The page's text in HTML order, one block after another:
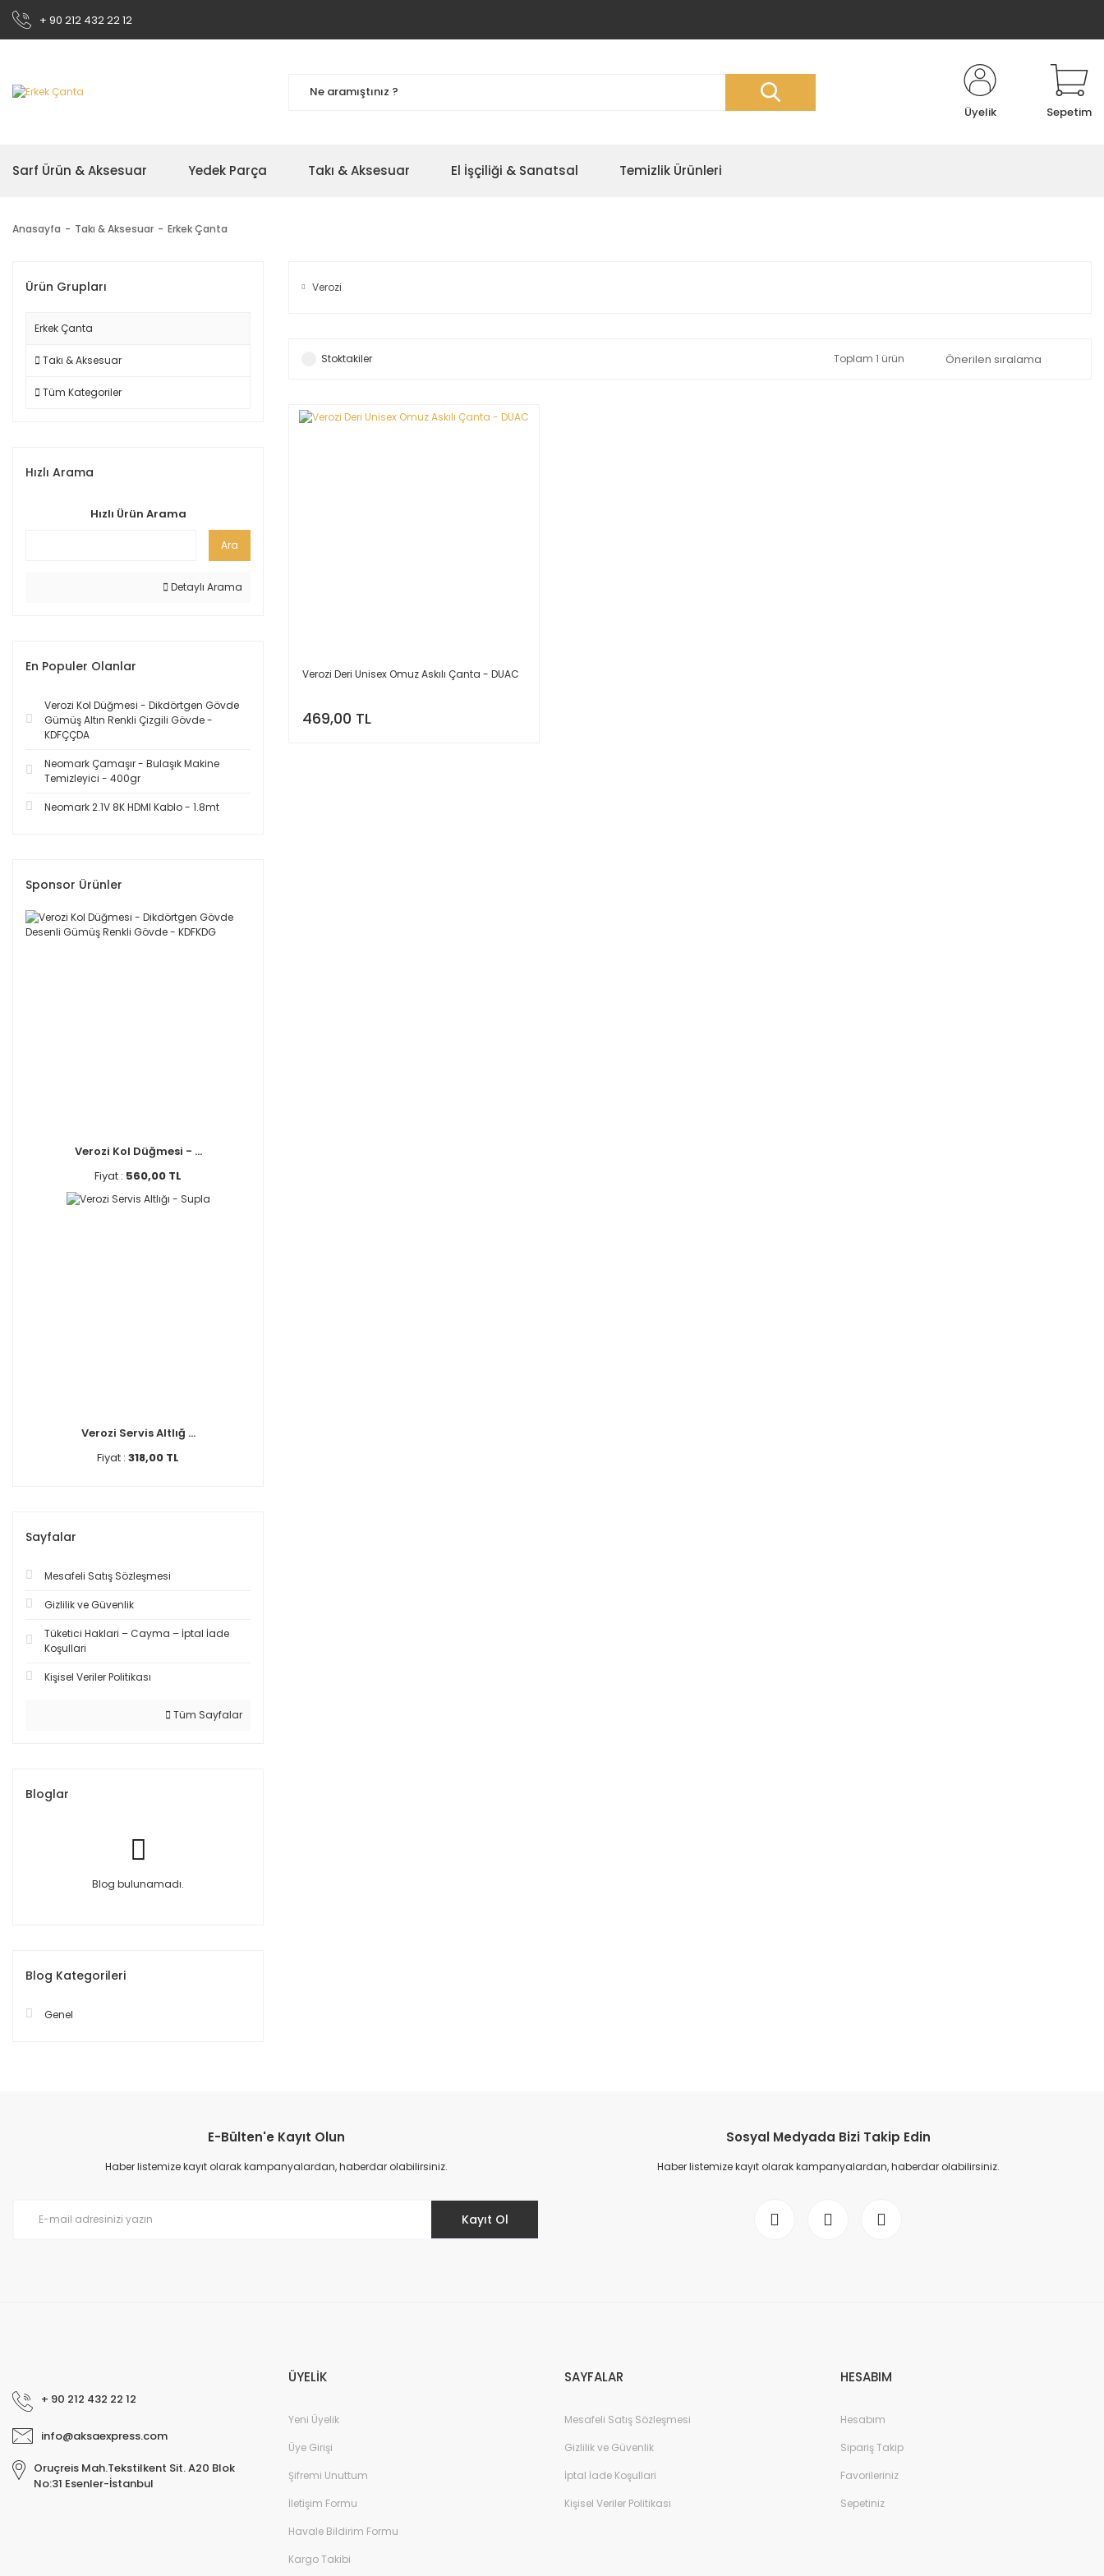
+ 90 212 432 22 12
Üyelik Sepetim
Sarf Ürün & Aksesuar Yedek Parça Takı & Aksesuar El İşçiliği & Sanatsal Temizlik Ürünleri
Anasayfa Takı & Aksesuar Erkek Çanta
Ürün Grupları
Erkek Çanta
Takı & Aksesuar
Tüm Kategoriler
Hızlı Arama
Hızlı Ürün Arama
Ara
Detaylı Arama
En Populer Olanlar
Verozi Kol Düğmesi - Dikdörtgen Gövde
Gümüş Altın Renkli Çizgili Gövde -
KDFÇÇDA
Neomark Çamaşır - Bulaşık Makine
Temizleyici - 400gr
Neomark 2.1V 8K HDMI Kablo - 1.8mt
Sponsor Ürünler
Verozi Kol Düğmesi - ...
Fiyat : 560,00 TL
Verozi Servis Altlığ ...
Fiyat : 318,00 TL
Sayfalar
Mesafeli Satış Sözleşmesi
Gizlilik ve Güvenlik
Tüketici Haklari – Cayma – İptal İade
Koşullari
Kişisel Veriler Politikası
Tüm Sayfalar
Bloglar
Blog bulunamadı.
Blog Kategorileri
Genel
Verozi
Stoktakiler Toplam 1 ürün
Verozi Deri Unisex Omuz Askılı Çanta - DUAC
469,00 TL
E-Bülten'e Kayıt Olun
Haber listemize kayıt olarak kampanyalardan, haberdar olabilirsiniz.
Kayıt Ol
Sosyal Medyada Bizi Takip Edin
Haber listemize kayıt olarak kampanyalardan, haberdar olabilirsiniz.
+ 90 212 432 22 12
info@aksaexpress.com
Oruçreis Mah.Tekstilkent Sit. A20 Blok
No:31 Esenler-İstanbul
ÜYELİK
Yeni Üyelik
Üye Girişi
Şifremi Unuttum
İletişim Formu
Havale Bildirim Formu
Kargo Takibi
SAYFALAR
Mesafeli Satış Sözleşmesi
Gizlilik ve Güvenlik
İptal İade Koşullari
Kişisel Veriler Politikası
HESABIM
Hesabım
Sipariş Takip
Favorileriniz
Sepetiniz